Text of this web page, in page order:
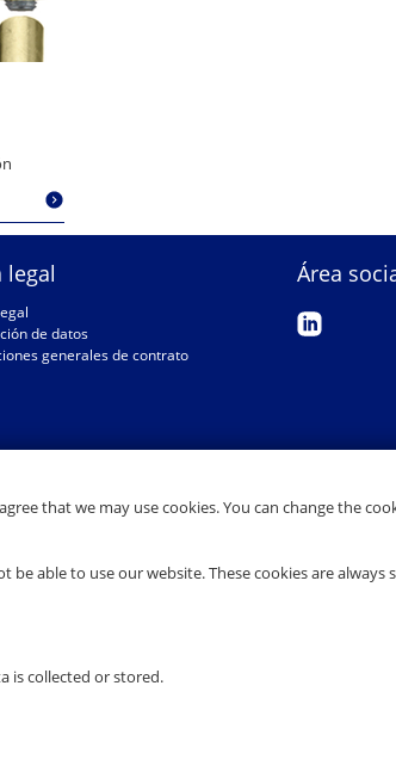
legal
de datos
generales de contrato
Área
that we may use cookies. You can change the
able to use our website. These cookies are always
is collected or stored.